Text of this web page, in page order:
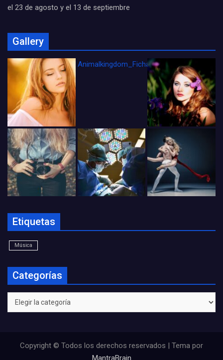
el 23 de agosto y el 13 de septiembre
Gallery
Animalkingdom_FichaCine
Etiquetas
Música
Categorías
Categorías
Copyright © Todos los derechos reservados | Tema por
MantraBrain